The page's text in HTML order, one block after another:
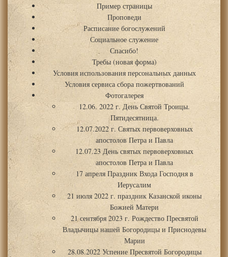
Пример страницы
Проповеди
Расписание богослужений
Социальное служение
Спасибо!
Требы (новая форма)
Условия использования персональных данных
Условия сервиса сбора пожертвований
Фотогалерея
12.06. 2022 г. День Святой Троицы.
Пятидесятница.
12.07.2022 г. Святых первоверховных
апостолов Петра и Павла
12.07.23 День святых первоверховных
апостолов Петра и Павла
17 апреля Праздник Входа Господня в
Иерусалим
21 июля 2022 г. праздник Казанской иконы
Божией Матери
21 сентября 2023 г. Рождество Пресвятой
Владычицы нашей Богородицы и Приснодевы
Марии
28.08.2022 Успение Пресвятой Богородицы